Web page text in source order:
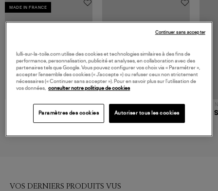
MADE IN FRANCE
BOMPARD
Pull Col Rond 4 Fils Cachemire
SPORTY & RICH
VOS DERNIERS PRODUITS VUS
lulli-sur-la-toile.com utilise des cookies et technologies similaires à des fins de
performance, personnalisation, publicité et analyses, en collaboration avec des
partenaires tels que Google. Vous pouvez configurer vos choix via « Paramétrer »,
accepter l’ensemble des cookies (« J’accepte ») ou refuser ceux non strictement
nécessaires (« Continuer sans accepter »). Pour en savoir plus sur l’utilisation de
vos données, consulter notre politique de cookies
Paramètres des cookies Autoriser tous les cookies
Continuer sans accepter